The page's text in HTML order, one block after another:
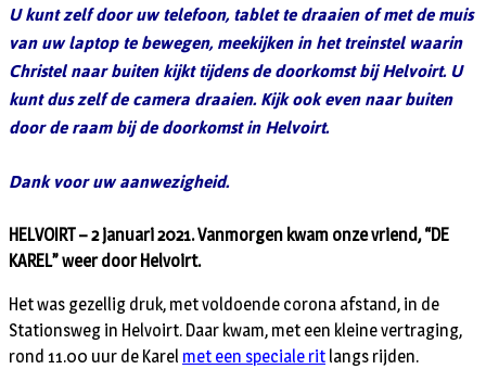
U kunt zelf door uw telefoon, tablet te draaien of met de muis
van uw laptop te bewegen, meekijken in het treinstel waarin
Christel naar buiten kijkt tijdens de doorkomst bij Helvoirt. U
kunt dus zelf de camera draaien. Kijk ook even naar buiten
door de raam bij de doorkomst in Helvoirt.
Dank voor uw aanwezigheid.
HELVOIRT – 2 januari 2021. Vanmorgen kwam onze vriend, “DE
KAREL” weer door Helvoirt.
Het was gezellig druk, met voldoende corona afstand, in de
Stationsweg in Helvoirt. Daar kwam, met een kleine vertraging,
rond 11.00 uur de Karel met een speciale rit langs rijden.